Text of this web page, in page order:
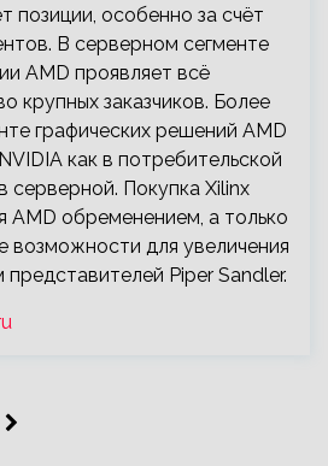
позиции, особенно за счёт
В серверном сегменте
AMD проявляет всё
крупных заказчиков. Более
графических решений AMD
как в потребительской
серверной. Покупка Xilinx
AMD обременением, а только
возможности для увеличения
Piper Sandler.